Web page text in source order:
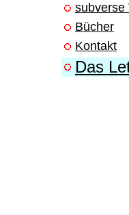
subverse
Bücher
Kontakt
Das